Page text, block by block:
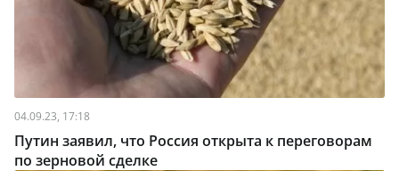
04.09.23, 17:18
Путин заявил, что Россия открыта к переговорам
по зерновой сделке